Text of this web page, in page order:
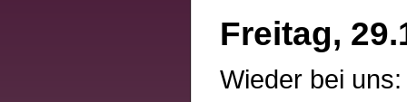
Freitag,
Wieder bei